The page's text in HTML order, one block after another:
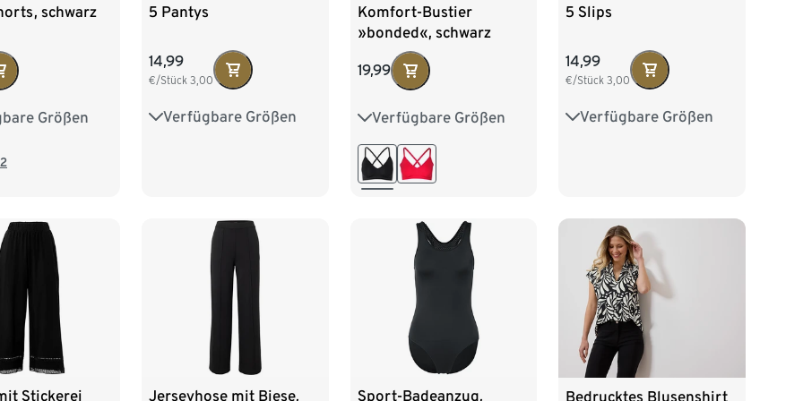
schwarz
Größen
40 42
5 Pantys
14,99
€/Stück3,00
Verfügbare Größen
S 36/38 M 40/42
Komfort-Bustier
»bonded«, schwarz
19,99
Verfügbare Größen
XS 32/34 S 36/38
M 40/42
5 Slips
14,99
€/Stück3,00
Verfügbare Größen
S 36/38 M 40/42
Stickerei
Jerseyhose mit Biese,
Sport-Badeanzug,
Bedrucktes Blusenshirt